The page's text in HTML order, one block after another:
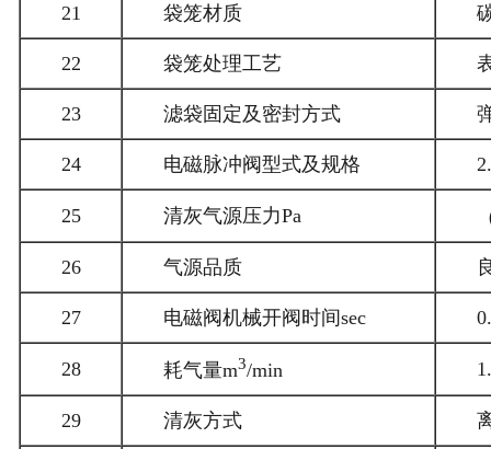
21 袋笼材质
22 袋笼处理工艺
23 滤袋固定及密封方式
24 电磁脉冲阀型式及规格
25 清灰气源压力Pa
26 气源品质
27 电磁阀机械开阀时间sec
28 耗气量m3/min
29 清灰方式